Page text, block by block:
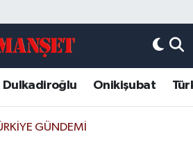
Dulkadiroğlu Onikişubat
GÜNDEMI
Nöbetçi Eczaneler
Hava Durumu
Trafik Yoğunluk Haritası